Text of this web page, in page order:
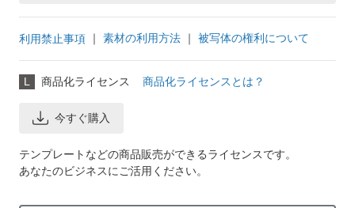
利用禁止事項 ｜ 素材の利用方法 ｜ 被写体の権利について
L 商品化ライセンス 商品化ライセンスとは？
今すぐ購入
テンプレートなどの商品販売ができるライセンスです。
あなたのビジネスにご活用ください。